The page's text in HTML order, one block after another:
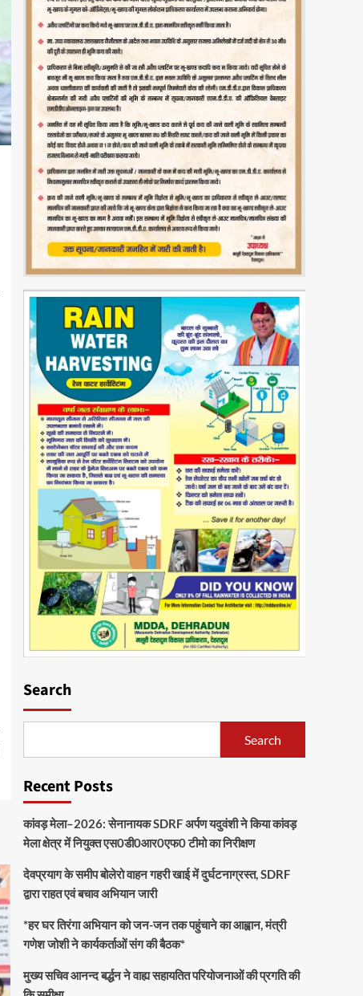
Search
Search
Recent Posts
कांवड़ मेला–2026: सेनानायक SDRF अर्पण यदुवंशी ने किया कांवड़
मेला क्षेत्र में नियुक्त एस0डी0आर0एफ0 टीमो का निरीक्षण
देवप्रयाग के समीप बोलेरो वाहन गहरी खाई में दुर्घटनाग्रस्त, SDRF
द्वारा राहत एवं बचाव अभियान जारी
*हर घर तिरंगा अभियान को जन-जन तक पहुंचाने का आह्वान, मंत्री
गणेश जोशी ने कार्यकर्ताओं संग की बैठक*
मुख्य सचिव आनन्द बर्द्धन ने वाह्य सहायतित परियोजनाओं की प्रगति की